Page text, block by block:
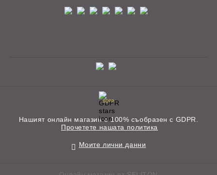
GDPR
Нашият онлайн магазин е 100% съобразен с GDPR.
Прочетете нашата политика
Моите лични данни